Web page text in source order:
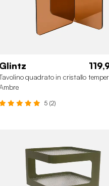
Glintz
quadrato in cristallo
5 (2)